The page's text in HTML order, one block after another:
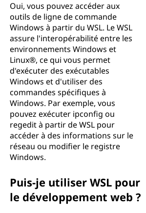
Oui, vous pouvez accéder aux
outils de ligne de commande
Windows à partir du WSL. Le WSL
assure l'interopérabilité entre les
environnements Windows et
Linux®, ce qui vous permet
d'exécuter des exécutables
Windows et d'utiliser des
commandes spécifiques à
Windows. Par exemple, vous
pouvez exécuter ipconfig ou
regedit à partir de WSL pour
accéder à des informations sur le
réseau ou modifier le registre
Windows.
Puis-je utiliser WSL pour
le développement web ?